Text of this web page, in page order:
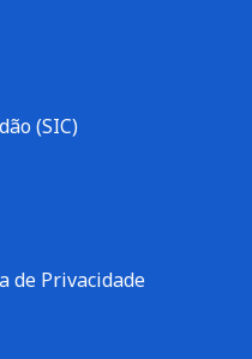
(SIC)
de Privacidade